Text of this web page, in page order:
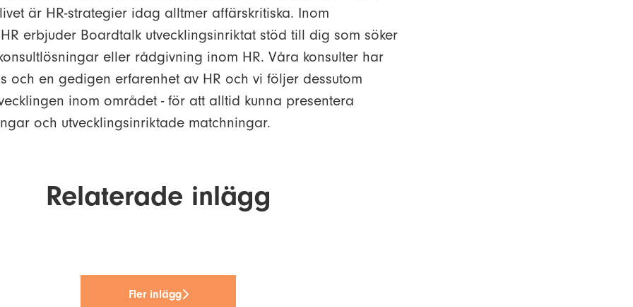
är HR-strategier idag alltmer affärskritiska. Inom
erbjuder Boardtalk utvecklingsinriktat stöd till dig som söker
eller rådgivning inom HR. Våra konsulter har
och en gedigen erfarenhet av HR och vi följer dessutom
inom området - för att alltid kunna presentera
och utvecklingsinriktade matchningar.
Relaterade inlägg
närvaron i Västerås och Uppsala
Fler inlägg